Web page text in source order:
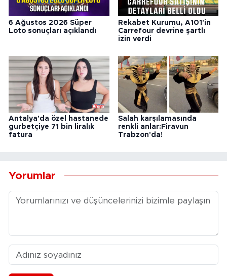
6 Ağustos 2026 Süper
Loto sonuçları açıklandı
Rekabet Kurumu, A101'in
Carrefour devrine şartlı
izin verdi
Antalya'da özel hastanede
gurbetçiye 71 bin liralık
fatura
Salah karşılamasında
renkli anlar:Firavun
Trabzon'da!
Yorumlar